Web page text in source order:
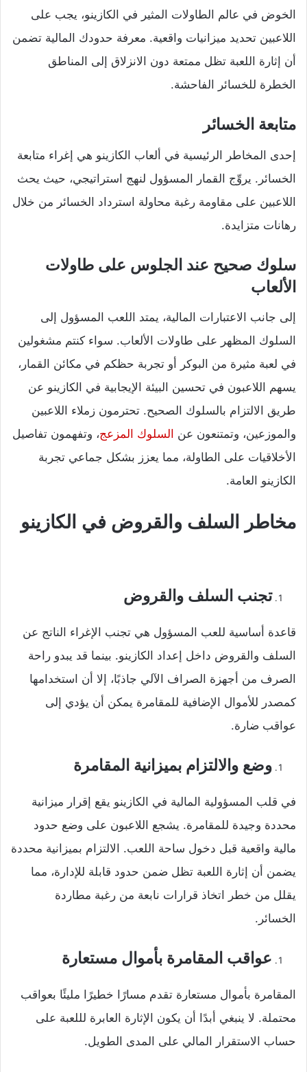
الخوض في عالم الطاولات المثير في الكازينو، يجب على
اللاعبين تحديد ميزانيات واقعية. معرفة حدودك المالية تضمن
أن إثارة اللعبة تظل ممتعة دون الانزلاق إلى المناطق
الخطرة للخسائر الفاحشة.
متابعة الخسائر
إحدى المخاطر الرئيسية في ألعاب الكازينو هي إغراء متابعة
الخسائر. يروِّج القمار المسؤول لنهج استراتيجي، حيث يحث
اللاعبين على مقاومة رغبة محاولة استرداد الخسائر من خلال
رهانات متزايدة.
سلوك صحيح عند الجلوس على طاولات
الألعاب
إلى جانب الاعتبارات المالية، يمتد اللعب المسؤول إلى
السلوك المظهر على طاولات الألعاب. سواء كنتم مشغولين
في لعبة مثيرة من البوكر أو تجربة حظكم في مكائن القمار،
يسهم اللاعبون في تحسين البيئة الإيجابية في الكازينو عن
طريق الالتزام بالسلوك الصحيح. تحترمون زملاء اللاعبين
والموزعين، وتمتنعون عن السلوك المزعج، وتفهمون تفاصيل
الأخلاقيات على الطاولة، مما يعزز بشكل جماعي تجربة
الكازينو العامة.
مخاطر السلف والقروض في الكازينو
تجنب السلف والقروض
قاعدة أساسية للعب المسؤول هي تجنب الإغراء الناتج عن
السلف والقروض داخل إعداد الكازينو. بينما قد يبدو راحة
الصرف من أجهزة الصراف الآلي جاذبًا، إلا أن استخدامها
كمصدر للأموال الإضافية للمقامرة يمكن أن يؤدي إلى
عواقب ضارة.
وضع والالتزام بميزانية المقامرة
في قلب المسؤولية المالية في الكازينو يقع إقرار ميزانية
محددة وجيدة للمقامرة. يشجع اللاعبون على وضع حدود
مالية واقعية قبل دخول ساحة اللعب. الالتزام بميزانية محددة
يضمن أن إثارة اللعبة تظل ضمن حدود قابلة للإدارة، مما
يقلل من خطر اتخاذ قرارات نابعة من رغبة مطاردة
الخسائر.
عواقب المقامرة بأموال مستعارة
المقامرة بأموال مستعارة تقدم مسارًا خطيرًا مليئًا بعواقب
محتملة. لا ينبغي أبدًا أن يكون الإثارة العابرة لللعبة على
حساب الاستقرار المالي على المدى الطويل.